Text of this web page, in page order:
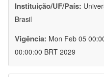
Instituição/UF/País:
Brasil
Vigência: Mon Feb 05
00:00:00 BRT 2029